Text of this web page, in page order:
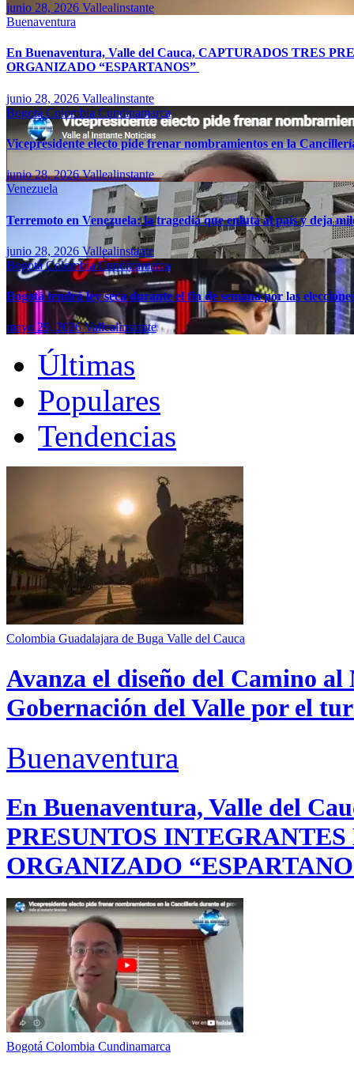
junio 28, 2026 Vallealinstante
Buenaventura
En Buenaventura, Valle del Cauca, CAPTURADOS TRES
ORGANIZADO “ESPARTANOS”
junio 28, 2026 Vallealinstante
BogotáColombia Cundinamarca
Vicepresidente electo pide frenar nombramientos en la
junio 28, 2026Vallealinstante
Venezuela
Terremoto en Venezuela: la tragedia que enluta al país y deja
junio 28, 2026 Vallealinstante
BogotáColombiaCundinamarca
Bogotá tendrá ley seca durante el fin de semana por las
mayo 29, 2026Vallealinstante
Últimas
Populares
Tendencias
Colombia Guadalajara de Buga Valle del Cauca
Avanza el diseño del Camino
Gobernación del Valle por el
Buenaventura
En Buenaventura, Valle del
PRESUNTOS
ORGANIZADO
Bogotá Colombia Cundinamarca